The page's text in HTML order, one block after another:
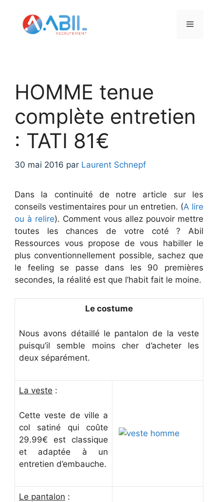
contenu
Menu
HOMME tenue
complète entretien
: TATI 81€
30 mai 2016 par Laurent Schnepf
Dans la continuité de notre article sur les
conseils vestimentaires pour un entretien. (A lire
ou à relire). Comment vous allez pouvoir mettre
toutes les chances de votre coté ? Abil
Ressources vous propose de vous habiller le
plus conventionnellement possible, sachez que
le feeling se passe dans les 90 premières
secondes, la réalité est que l’habit fait le moine.
Le costume
Nous avons détaillé le pantalon de la veste
puisqu’il semble moins cher d’acheter les
deux séparément.
La veste :
Cette veste de ville a
col satiné qui coûte
29.99€ est classique
et adaptée à un
entretien d’embauche.
Le pantalon :